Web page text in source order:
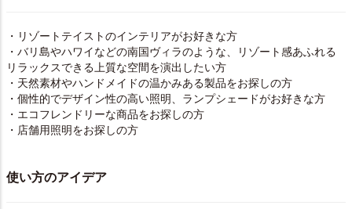
・リゾートテイストのインテリアがお好きな方
・バリ島やハワイなどの南国ヴィラのような、リゾート感あふれる
リラックスできる上質な空間を演出したい方
・天然素材やハンドメイドの温かみある製品をお探しの方
・個性的でデザイン性の高い照明、ランプシェードがお好きな方
・エコフレンドリーな商品をお探しの方
・店舗用照明をお探しの方
使い方のアイデア